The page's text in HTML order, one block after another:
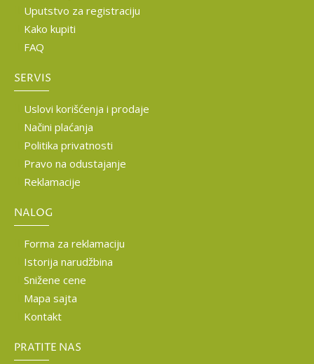
Uputstvo za registraciju
Kako kupiti
FAQ
SERVIS
Uslovi korišćenja i prodaje
Načini plaćanja
Politika privatnosti
Pravo na odustajanje
Reklamacije
NALOG
Forma za reklamaciju
Istorija narudžbina
Snižene cene
Mapa sajta
Kontakt
PRATITE NAS